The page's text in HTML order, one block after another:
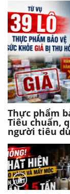
Thực phẩm
Tiêu chuẩn,
người tiêu